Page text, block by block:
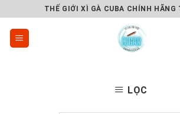
to
content
THẾ GIỚI XÌ GÀ CUBA CHÍNH HÃNG
LỌC